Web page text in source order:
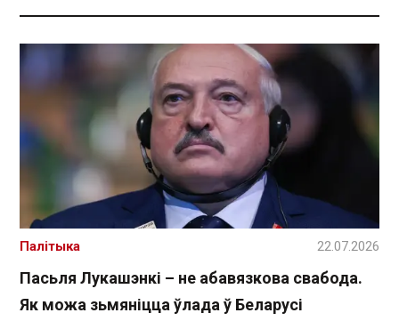
Пасьля Лукашэнкі – не абавязкова свабода.
Як можа зьмяніцца ўлада ў Беларусі
Палітыка 22.07.2026